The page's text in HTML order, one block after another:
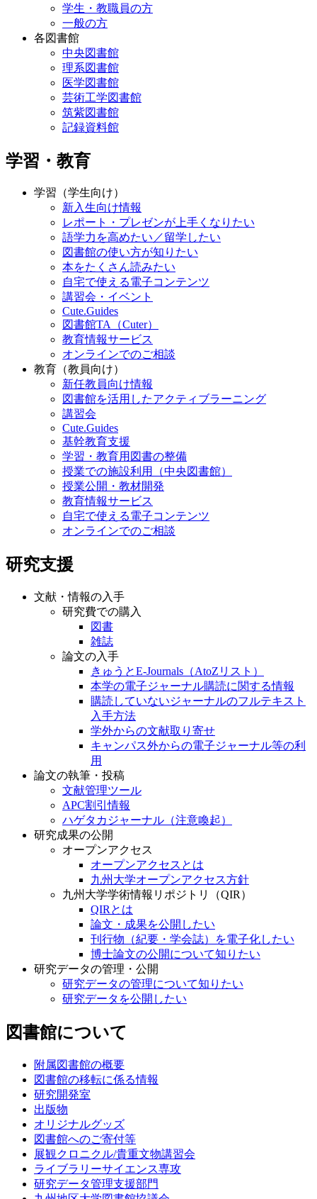
学生・教職員の方
一般の方
各図書館
中央図書館
理系図書館
医学図書館
芸術工学図書館
筑紫図書館
記録資料館
学習・教育
学習（学生向け）
新入生向け情報
レポート・プレゼンが上手くなりたい
語学力を高めたい／留学したい
図書館の使い方が知りたい
本をたくさん読みたい
自宅で使える電子コンテンツ
講習会・イベント
Cute.Guides
図書館TA（Cuter）
教育情報サービス
オンラインでのご相談
教育（教員向け）
新任教員向け情報
図書館を活用したアクティブラーニング
講習会
Cute.Guides
基幹教育支援
学習・教育用図書の整備
授業での施設利用（中央図書館）
授業公開・教材開発
教育情報サービス
自宅で使える電子コンテンツ
オンラインでのご相談
研究支援
文献・情報の入手
研究費での購入
図書
雑誌
論文の入手
きゅうとE-Journals（AtoZリスト）
本学の電子ジャーナル購読に関する情報
購読していないジャーナルのフルテキスト
入手方法
学外からの文献取り寄せ
キャンパス外からの電子ジャーナル等の利
用
論文の執筆・投稿
文献管理ツール
APC割引情報
ハゲタカジャーナル（注意喚起）
研究成果の公開
オープンアクセス
オープンアクセスとは
九州大学オープンアクセス方針
九州大学学術情報リポジトリ（QIR）
QIRとは
論文・成果を公開したい
刊行物（紀要・学会誌）を電子化したい
博士論文の公開について知りたい
研究データの管理・公開
研究データの管理について知りたい
研究データを公開したい
図書館について
附属図書館の概要
図書館の移転に係る情報
研究開発室
出版物
オリジナルグッズ
図書館へのご寄付等
展観クロニクル/貴重文物講習会
ライブラリーサイエンス専攻
研究データ管理支援部門